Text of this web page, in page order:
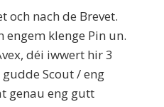
och nach de Brevet.
engem klenge Pin un.
déi iwwert hir 3
gudde Scout / eng
genau eng gutt